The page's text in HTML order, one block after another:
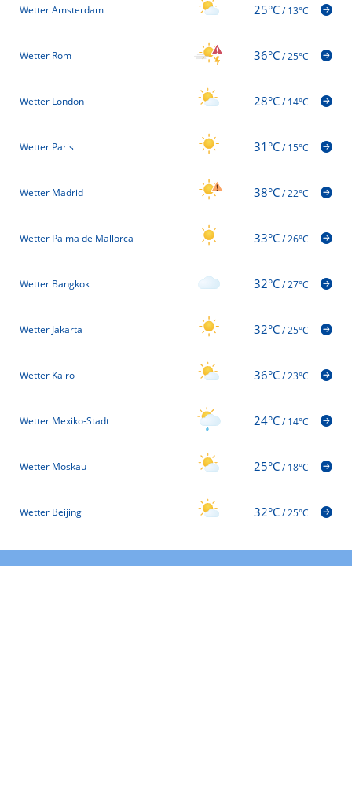
Wetter Amsterdam 25°C/13°C
Wetter Rom 36°C/25°C
Wetter London 28°C/14°C
Wetter Paris 31°C/15°C
Wetter Madrid 38°C/22°C
Wetter Palma de Mallorca 33°C/26°C
Wetter Bangkok 32°C/27°C
Wetter Jakarta 32°C/25°C
Wetter Kairo 36°C/23°C
Wetter Mexiko-Stadt 24°C/14°C
Wetter Moskau 25°C/18°C
Wetter Beijing 32°C/25°C